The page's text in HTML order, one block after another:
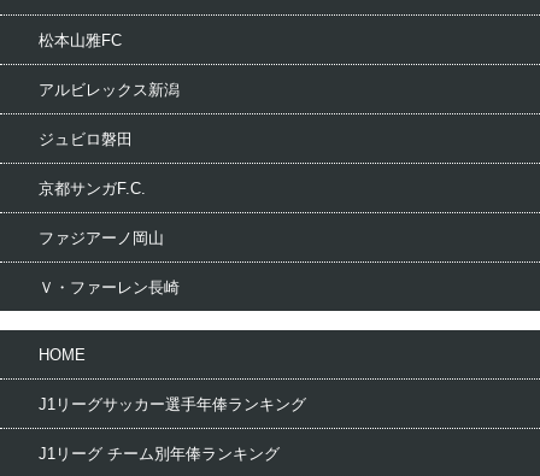
松本山雅FC
アルビレックス新潟
ジュビロ磐田
京都サンガF.C.
ファジアーノ岡山
Ｖ・ファーレン長崎
HOME
J1リーグサッカー選手年俸ランキング
J1リーグ チーム別年俸ランキング